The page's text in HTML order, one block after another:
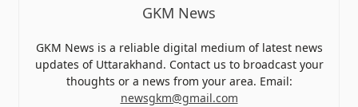
GKM News
GKM News is a reliable digital medium of latest news
updates of Uttarakhand. Contact us to broadcast your
thoughts or a news from your area. Email:
newsgkm@gmail.com